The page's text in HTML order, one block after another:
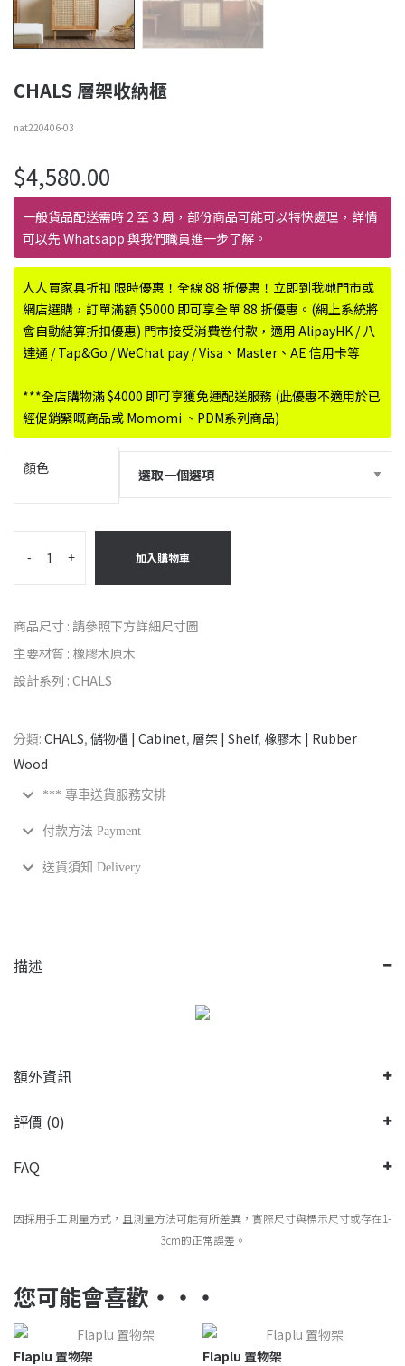
CHALS 層架收納櫃
nat220406-03
$4,580.00
一般貨品配送需時 2 至 3 周，部份商品可能可以特快處理，詳情
可以先 Whatsapp 與我們職員進一步了解。
人人買家具折扣 限時優惠！全線 88 折優惠！立即到我哋門市或
網店選購，訂單滿額 $5000 即可享全單 88 折優惠。(網上系統將
會自動結算折扣優惠) 門市接受消費卷付款，適用 AlipayHK / 八
達通 / Tap&Go / WeChat pay / Visa、Master、AE 信用卡等
***全店購物滿 $4000 即可享獲免運配送服務 (此優惠不適用於已
經促銷緊嘅商品或 Momomi 、PDM系列商品)
顏色
- + 加入購物車
商品尺寸 : 請參照下方詳細尺寸圖
主要材質 : 橡膠木原木
設計系列 : CHALS
分類: CHALS, 儲物櫃 | Cabinet, 層架 | Shelf, 橡膠木 | Rubber
Wood
*** 專車送貨服務安排
付款方法 Payment
送貨須知 Delivery
描述
額外資訊
評價 (0)
FAQ
因採用手工測量方式，且測量方法可能有所差異，實際尺寸與標示尺寸或存在1-
3cm的正常誤差。
您可能會喜歡‧‧‧
Flaplu 置物架 Flaplu 置物架